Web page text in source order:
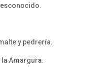
y pedrería.
Amargura.